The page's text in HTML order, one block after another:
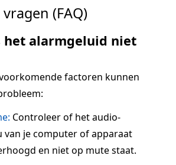
(FAQ)
het alarmgeluid niet
factoren kunnen
Controleer of het audio-
van je computer of apparaat
en niet op mute staat.